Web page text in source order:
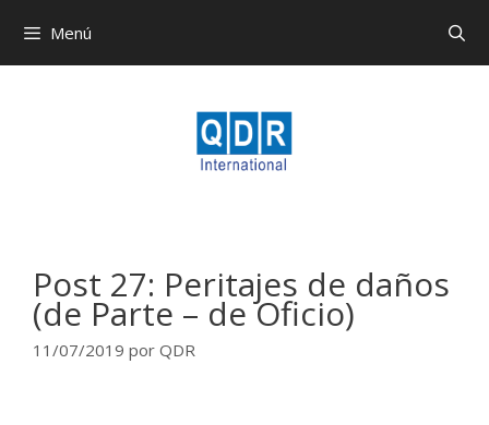
Menú
Post 27: Peritajes de daños
(de Parte – de Oficio)
11/07/2019 por QDR